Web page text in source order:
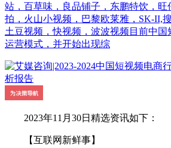
站，百草味，良品铺子，东鹏特饮，旺
拍，火山小视频，巴黎欧莱雅，SK-II,
土豆视频，快视频，波波视频目前中
运营模式，并开始出现综
2023年11月30日精选资讯如下：
【互联网新鲜事】